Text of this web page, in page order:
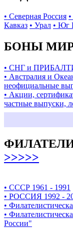
• Северная Россия
Кавказ • Урал • Юг
БОНЫ
• СНГ и
• Австралия и
неофициальные
• Акции,
частные выпуски,
>>>>>
• СССР 1961 - 1991
• РОССИЯ 1992 -
•
•
России"